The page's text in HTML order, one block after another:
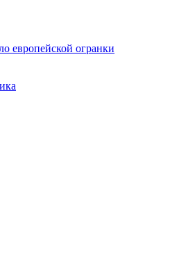
европейской огранки